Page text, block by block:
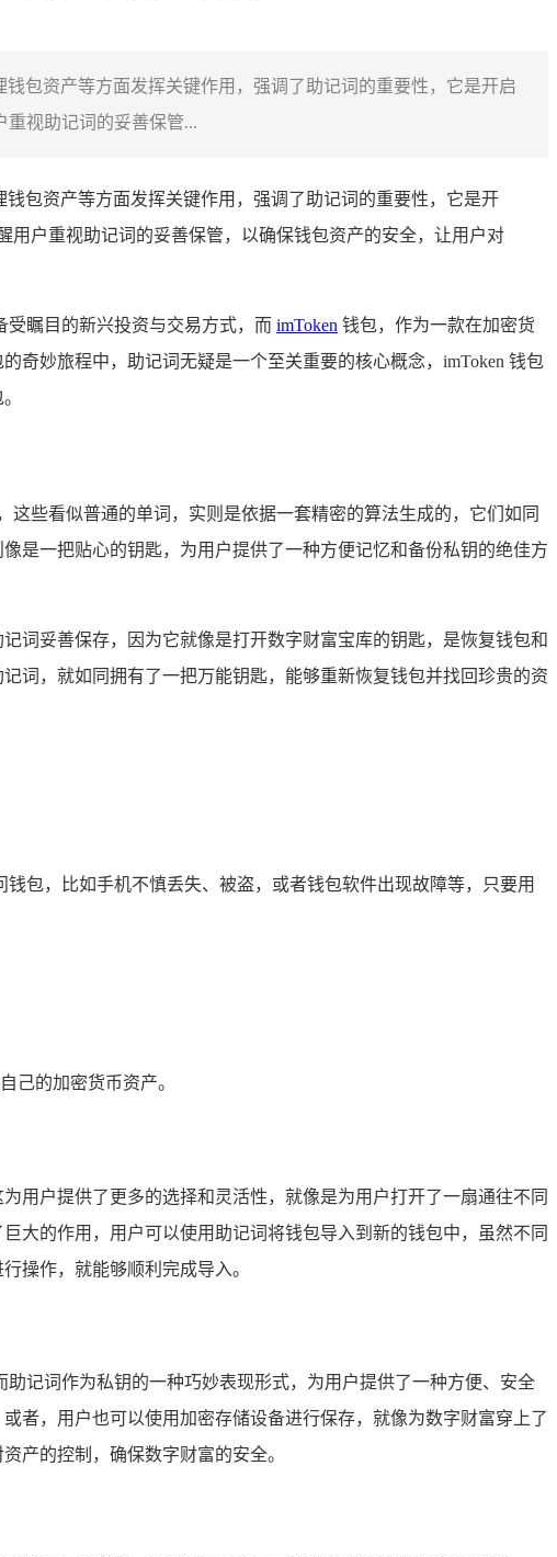
包资产等方面发挥关键作用，强调了助记词的重要性，它是开启
重视助记词的妥善保管...
包资产等方面发挥关键作用，强调了助记词的重要性，它是开
用户重视助记词的妥善保管，以确保钱包资产的安全，让用户对
瞩目的新兴投资与交易方式，而 imToken 钱包，作为一款在加密货
奇妙旅程中，助记词无疑是一个至关重要的核心概念，imToken 钱包
这些看似普通的单词，实则是依据一套精密的算法生成的，它们如同
是一把贴心的钥匙，为用户提供了一种方便记忆和备份私钥的绝佳方
词妥善保存，因为它就像是打开数字财富宝库的钥匙，是恢复钱包和
词，就如同拥有了一把万能钥匙，能够重新恢复钱包并找回珍贵的资
包，比如手机不慎丢失、被盗，或者钱包软件出现故障等，只要用
己的加密货币资产。
用户提供了更多的选择和灵活性，就像是为用户打开了一扇通往不同
大的作用，用户可以使用助记词将钱包导入到新的钱包中，虽然不同
操作，就能够顺利完成导入。
记词作为私钥的一种巧妙表现形式，为用户提供了一种方便、安全
者，用户也可以使用加密存储设备进行保存，就像为数字财富穿上了
产的控制，确保数字财富的安全。